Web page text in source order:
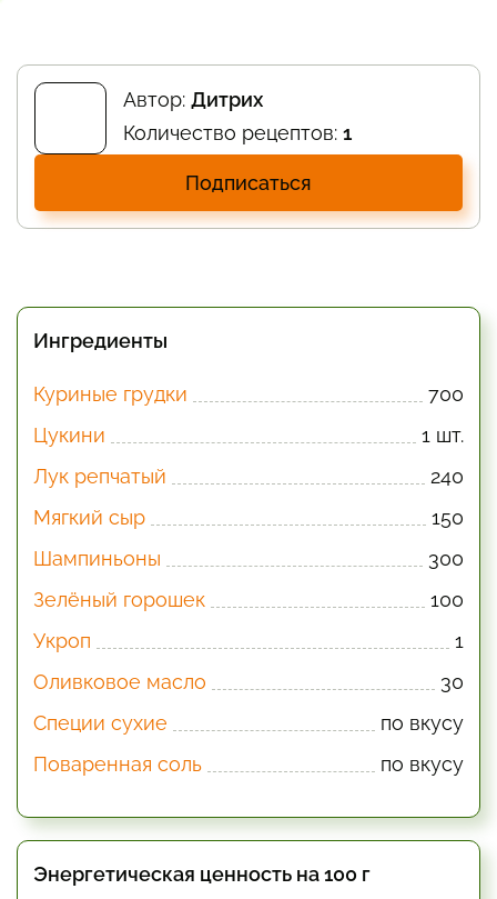
Автор: Дитрих
Количество рецептов: 1
Подписаться
Ингредиенты
Куриные грудки
700
Цукини
1 шт.
Лук репчатый
240
Мягкий сыр
150
Шампиньоны
300
Зелёный горошек
100
Укроп
1
Оливковое масло
30
Специи сухие
по вкусу
Поваренная соль
по вкусу
Энергетическая ценность на 100 г